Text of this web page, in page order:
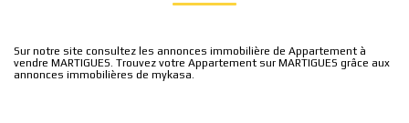
Qui Sommes-Nous
Sur notre site consultez les annonces immobilière de Appartement à
vendre MARTIGUES. Trouvez votre Appartement sur MARTIGUES grâce aux
annonces immobilières de mykasa.